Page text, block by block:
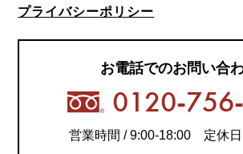
プライバシーポリシー
お電話でのお問い合
0120-
営業時間 / 9:00-18:00 定休日